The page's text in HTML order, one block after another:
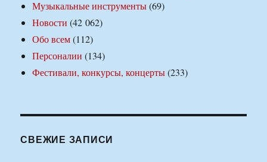
Музыкальные инструменты(69)
Новости (42 062)
Обо всем(112)
Персоналии (134)
Фестивали, конкурсы, концерты(233)
СВЕЖИЕ ЗАПИСИ